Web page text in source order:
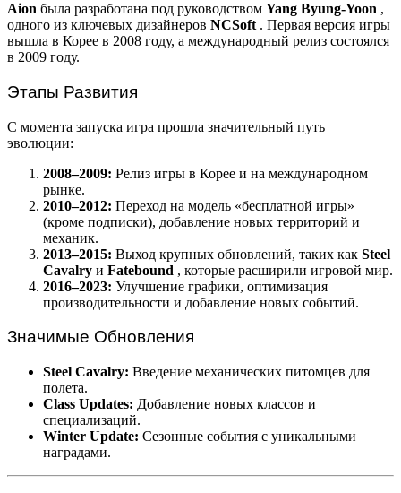
Aion была разработана под руководством Yang Byung-Yoon ,
одного из ключевых дизайнеров NCSoft . Первая версия игры
вышла в Корее в 2008 году, а международный релиз состоялся
в 2009 году.
Этапы Развития
С момента запуска игра прошла значительный путь
эволюции:
2008–2009: Релиз игры в Корее и на международном
рынке.
2010–2012: Переход на модель «бесплатной игры»
(кроме подписки), добавление новых территорий и
механик.
2013–2015: Выход крупных обновлений, таких как Steel
Cavalry и Fatebound , которые расширили игровой мир.
2016–2023: Улучшение графики, оптимизация
производительности и добавление новых событий.
Значимые Обновления
Steel Cavalry: Введение механических питомцев для
полета.
Class Updates: Добавление новых классов и
специализаций.
Winter Update: Сезонные события с уникальными
наградами.